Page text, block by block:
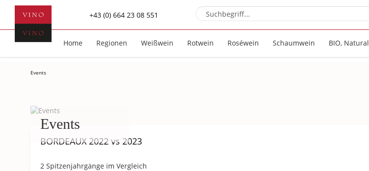
+43 (0) 664 23 08 551
Home Regionen Weißwein Rotwein Roséwein Schaumwein BIO, Natural
Events
Events
BORDEAUX 2022 vs 2023
2 Spitzenjahrgänge im Vergleich